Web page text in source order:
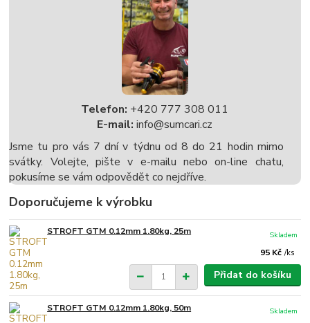
Telefon: +420 777 308 011
E-mail: info@sumcari.cz
Jsme tu pro vás 7 dní v týdnu od 8 do 21 hodin mimo
svátky. Volejte, pište v e-mailu nebo on-line chatu,
pokusíme se vám odpovědět co nejdříve.
Doporučujeme k výrobku
STROFT GTM 0.12mm 1.80kg, 25m
95 Kč /ks
Skladem
Přidat do košíku
STROFT GTM 0.12mm 1.80kg, 50m
Skladem